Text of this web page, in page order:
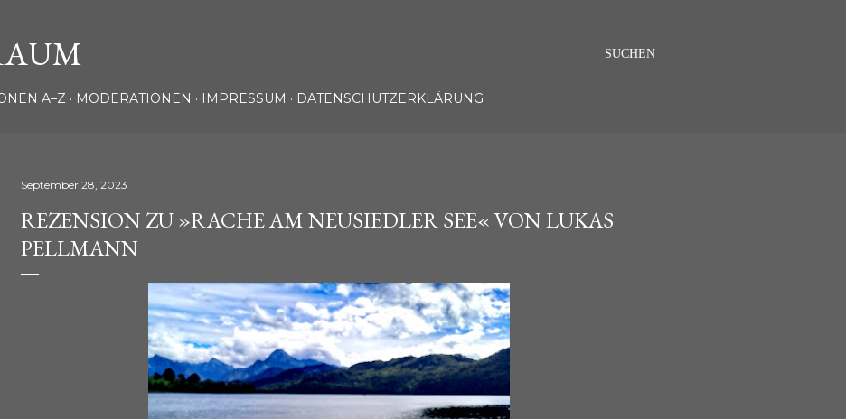
SUCHEN
A–Z MODERATIONEN IMPRESSUM DATENSCHUTZERKLÄRUNG
September 28, 2023
REZENSION ZU »RACHE AM NEUSIEDLER SEE« VON LUKAS
PELLMANN